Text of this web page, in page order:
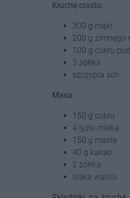
Kruche ciasto:
300 g mąki
200 g zimnego
100 g cukru
3 żółtka
szczypta soli
Masa:
150 g cukru
4 łyżki mleka
150 g masła
40 g kakao
2 żółtka
laska wanilii